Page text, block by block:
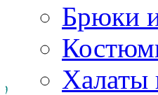
Брюки
Халаты